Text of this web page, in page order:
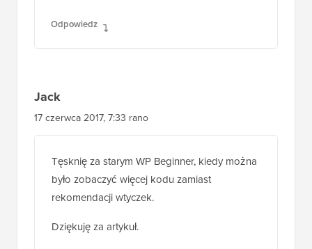
Odpowiedz
Jack
17 czerwca 2017, 7:33 rano
Tęsknię za starym WP Beginner, kiedy można
było zobaczyć więcej kodu zamiast
rekomendacji wtyczek.
Dziękuję za artykuł.